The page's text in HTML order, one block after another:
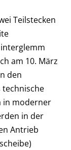
Teilstecken
am 10. März
den
technische
in moderner
in der
Antrieb